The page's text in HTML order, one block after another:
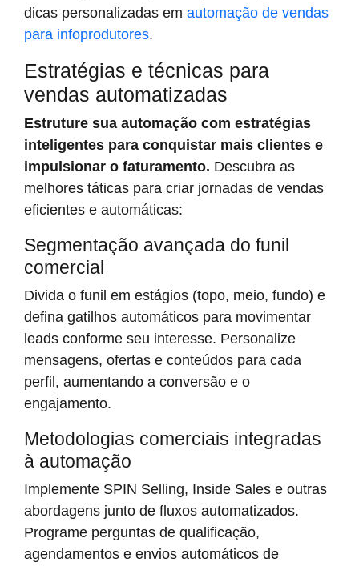
dicas personalizadas em automação de vendas
para infoprodutores.
Estratégias e técnicas para
vendas automatizadas
Estruture sua automação com estratégias
inteligentes para conquistar mais clientes e
impulsionar o faturamento. Descubra as
melhores táticas para criar jornadas de vendas
eficientes e automáticas:
Segmentação avançada do funil
comercial
Divida o funil em estágios (topo, meio, fundo) e
defina gatilhos automáticos para movimentar
leads conforme seu interesse. Personalize
mensagens, ofertas e conteúdos para cada
perfil, aumentando a conversão e o
engajamento.
Metodologias comerciais integradas
à automação
Implemente SPIN Selling, Inside Sales e outras
abordagens junto de fluxos automatizados.
Programe perguntas de qualificação,
agendamentos e envios automáticos de